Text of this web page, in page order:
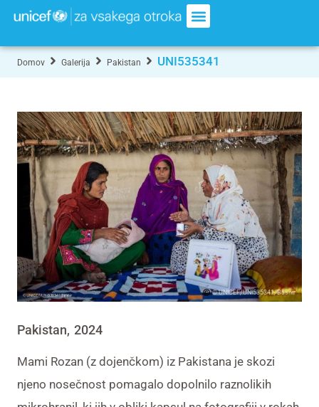
Domov Galerija Pakistan UNI535341
© UNICEF/UNI535341/Bashir
Pakistan, 2024
Mami Rozan (z dojenčkom) iz Pakistana je skozi
njeno nosečnost pomagalo dopolnilo raznolikih